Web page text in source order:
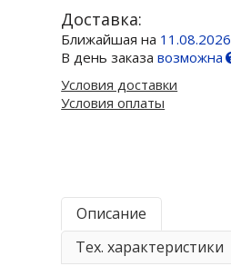
Доставка:
Ближайшая на 11.08.2026
В день заказавозможна
Условия доставки
Условия оплаты
Описание
Тех. характеристики